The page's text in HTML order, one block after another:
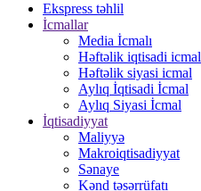
Ekspress təhlil
İcmallar
Media İcmalı
Həftəlik iqtisadi icmal
Həftəlik siyasi icmal
Aylıq İqtisadi İcmal
Aylıq Siyasi İcmal
İqtisadiyyat
Maliyyə
Makroiqtisadiyyat
Sənaye
Kənd təsərrüfatı